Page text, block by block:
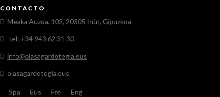
CONTACTO
Meaka Auzoa, 102, 20305 Irún, Gipuzkoa
tel: +34 943 62 31 30
info@olasagardotegia.eus
olasagardotegia.eus
Spa Eus Fre Eng